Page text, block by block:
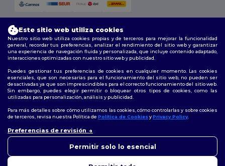
2026. Todos los derechos reservados
Términos y Condiciones| Política de personalización|Política de
Privacidad|Política de Cookies |Mapa del sitio
Síguenos
Madrid|Barcelona|Valencia|Seville|Zaragoza|Málaga|Murcia|
Alicante
Este sitio web utiliza cookies
Nuestro sitio web utiliza cookies propias y de terceros para mejorar la funcionalidad
general, recordar tus preferencias, analizar el rendimiento del sitio web y garantizar
una experiencia de navegación fluida y personalizada, que incluye contenido adaptado,
interacciones optimizadas con nuestro sitio web y publicidad.
Puedes gestionar tus preferencias de cookies en cualquier momento. Las cookies
esenciales, que son necesarias para el funcionamiento del sitio web, no pueden ser
desactivadas ya que son imprescindibles para el correcto funcionamiento del sitio web.
Sin embargo, puedes elegir permitir o bloquear otros tipos de cookies, como las
utilizadas para personalización, análisis y publicidad.
Para más detalles sobre cómo utilizamos las cookies, cómo controlarlas y sobre cookies
de terceros, revisa nuestra Política de Política de CookiesyPrivacy Policy.
Preferencias de revisión
Permitir solo lo esencial
cualquier momento. Nuestro